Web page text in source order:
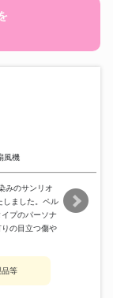
風機
みのサンリオ
しました。ペル
プのパーソナ
の目立つ傷や
等